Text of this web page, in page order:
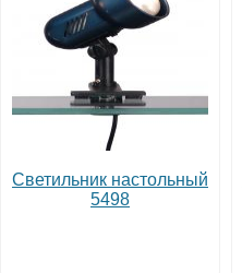
Светильник настольный
5498